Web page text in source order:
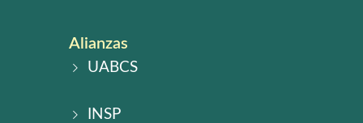
Alianzas
UABCS
INSP